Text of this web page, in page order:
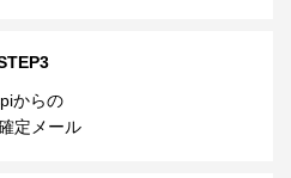
からの
定メール